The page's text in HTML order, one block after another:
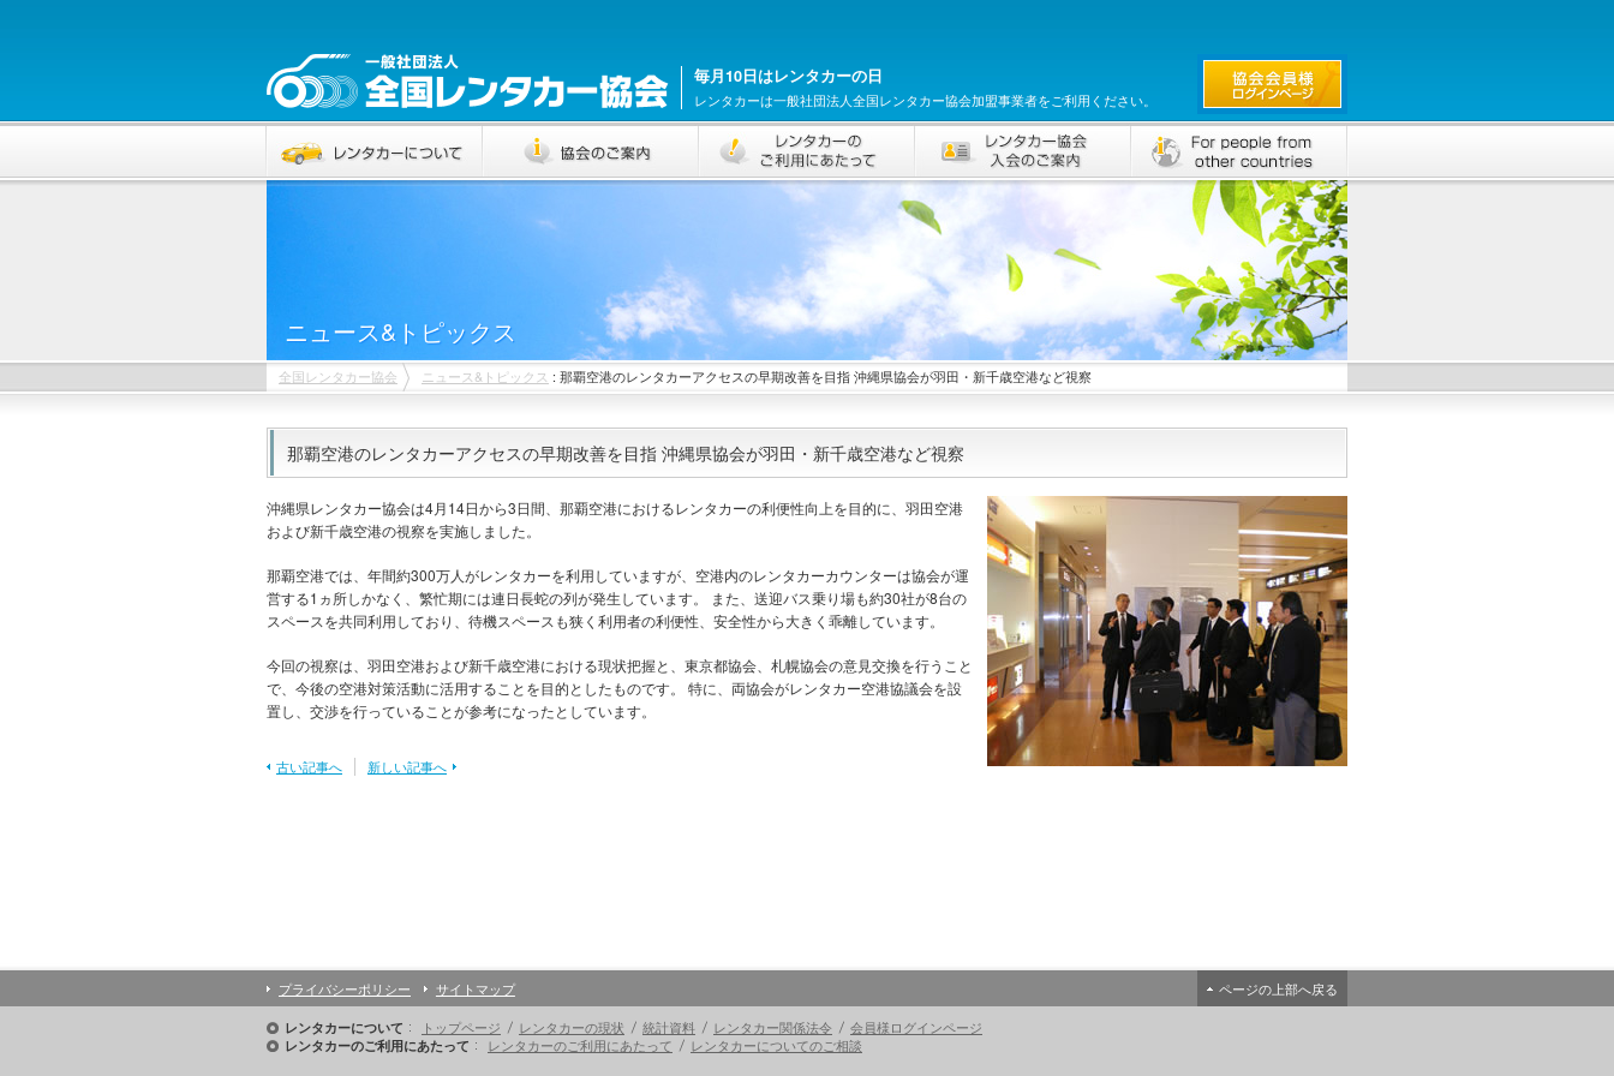
毎月10日はレンタカーの日
レンタカーは一般社団法人全国レンタカー協会加盟事業者をご利用ください。
ニュース&トピックス
全国レンタカー協会 ニュース&トピックス : 那覇空港のレンタカーアクセスの早期改善を目指 沖縄県協会が羽田・新千歳空港など視察
那覇空港のレンタカーアクセスの早期改善を目指 沖縄県協会が羽田・新千歳空港など視察
沖縄県レンタカー協会は4月14日から3日間、那覇空港におけるレンタカーの利便性向上を目的に、羽田空港
および新千歳空港の視察を実施しました。
那覇空港では、年間約300万人がレンタカーを利用していますが、空港内のレンタカーカウンターは協会が運
営する1ヵ所しかなく、繁忙期には連日長蛇の列が発生しています。 また、送迎バス乗り場も約30社が8台の
スペースを共同利用しており、待機スペースも狭く利用者の利便性、安全性から大きく乖離しています。
今回の視察は、羽田空港および新千歳空港における現状把握と、東京都協会、札幌協会の意見交換を行うこと
で、今後の空港対策活動に活用することを目的としたものです。 特に、両協会がレンタカー空港協議会を設
置し、交渉を行っていることが参考になったとしています。
古い記事へ 新しい記事へ
ページの上部へ戻る
プライバシーポリシー サイトマップ
レンタカーについて トップページ レンタカーの現状 統計資料 レンタカー関係法令 会員様ログインページ
レンタカーのご利用にあたって レンタカーのご利用にあたって レンタカーについてのご相談